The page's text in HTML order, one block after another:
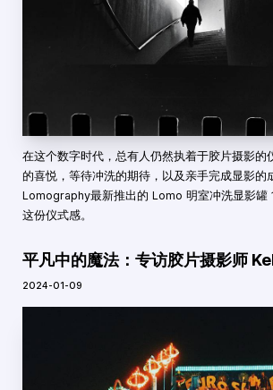
在这个数字时代，总有人仍然执着于胶片摄影
的喜悦，等待冲洗的期待，以及亲手完成显影的
Lomography最新推出的 Lomo 明室冲洗显影罐
这份仪式感。
平凡中的魔法：专访胶片摄影师
2024-01-09